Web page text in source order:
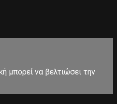
μπορεί να βελτιώσει την